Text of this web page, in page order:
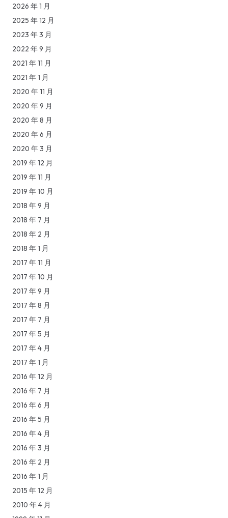
2026 年 1 月
2025 年 12 月
2023 年 3 月
2022 年 9 月
2021 年 11 月
2021 年 1 月
2020 年 11 月
2020 年 9 月
2020 年 8 月
2020 年 6 月
2020 年 3 月
2019 年 12 月
2019 年 11 月
2019 年 10 月
2018 年 9 月
2018 年 7 月
2018 年 2 月
2018 年 1 月
2017 年 11 月
2017 年 10 月
2017 年 9 月
2017 年 8 月
2017 年 7 月
2017 年 5 月
2017 年 4 月
2017 年 1 月
2016 年 12 月
2016 年 7 月
2016 年 6 月
2016 年 5 月
2016 年 4 月
2016 年 3 月
2016 年 2 月
2016 年 1 月
2015 年 12 月
2010 年 4 月